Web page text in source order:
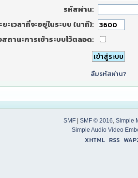
รหัสผ่าน:
ยะเวลาที่จะอยู่ในระบบ (นาที):
สถานะการเข้าระบบไว้ตลอด:
ลืมรหัสผ่าน?
SMF| SMF © 2016, Simple
Simple Audio Video
XHTML RSS